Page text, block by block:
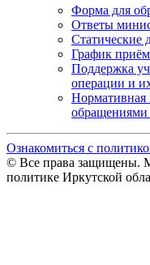
Форма для
Ответы
Статические
График
Поддержка
операции и
Нормативная
обращениями
Ознакомиться с
© Все права защищены.
политике Иркутской